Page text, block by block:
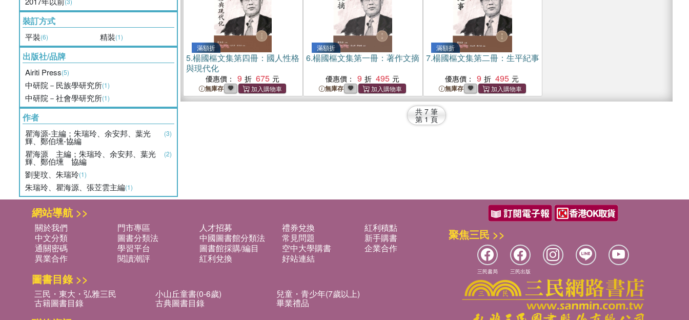
裝訂方式
平裝(6) 精裝(1)
出版社/品牌
Airiti Press(5)
中研院－民族學研究所(1)
中研院－社會學研究所(1)
作者
瞿海源-主編；朱瑞玲、余安邦、葉光
輝、鄭伯壎-協編
(3)
瞿海源 主編；朱瑞玲、余安邦、葉光
輝、鄭伯壎 協編
(2)
劉斐玟、朱瑞玲(1)
朱瑞玲、瞿海源、張苙雲主編(1)
滿額折
5.楊國樞文集第四冊：國人性格
與現代化
優惠價： 9 675
無庫存
滿額折
6.楊國樞文集第一冊：著作文摘
優惠價： 9 495
無庫存
滿額折
7.楊國樞文集第二冊：生平紀事
優惠價： 9 495
無庫存
共 7 筆
第 1 頁
網站導航 >>
關於我們 門市專區 人才招募 禮券兌換
紅利積點
中文分類
圖書分類法 中國圖書館分類法 常見問題
新手購書
通關密碼
學習平台 圖書館採購/編目 空中大學購書
企業合作
異業合作
閱讀潮評 紅利兌換 好站連結
圖書目錄 >>
三民・東大・弘雅三民 小山丘童書(0-6歲) 兒童・青少年(7歲以上)
古籍圖書目錄 古典圖書目錄 畢業禮品
聚焦三民 >>
三民書局 三民出版